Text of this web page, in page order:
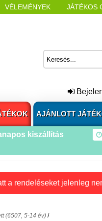
VÉLEMÉNYEK JÁTÉKOS
AJÁNLOTT
kiszállítás
a rendeléseket jelenleg
(6507, 5-14 év) /